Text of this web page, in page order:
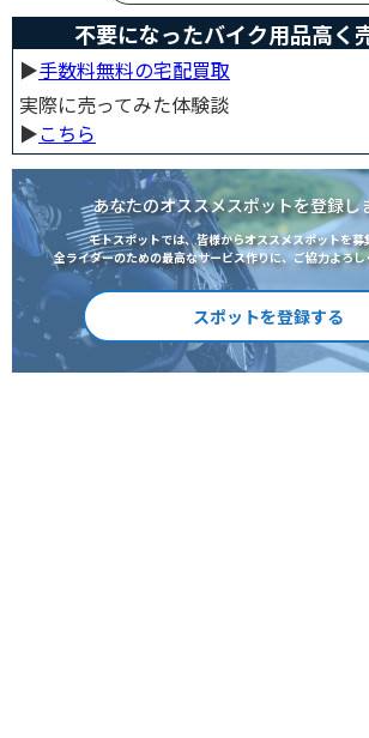
不要になったバイク用品高く
▶︎手数料無料の宅配買取
実際に売ってみた体験談
▶︎こちら
あなたのオススメスポットを登録し
モトスポットでは、皆様からオススメスポットを募
全ライダーのための最高なサービス作りに、ご協力よろし
スポットを登録する